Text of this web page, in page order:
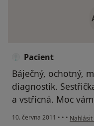
Pacient
Báječný, ochotný,
diagnostik.
a vstřícná. Moc
10. června 2011 • • • podle